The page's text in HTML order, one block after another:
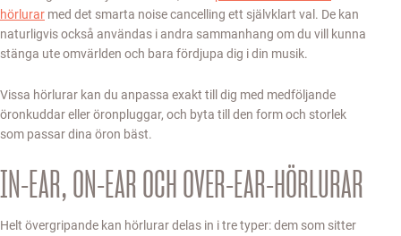
hörlurar med det smarta noise cancelling ett självklart val. De kan
naturligvis också användas i andra sammanhang om du vill kunna
stänga ute omvärlden och bara fördjupa dig i din musik.
Vissa hörlurar kan du anpassa exakt till dig med medföljande
öronkuddar eller öronpluggar, och byta till den form och storlek
som passar dina öron bäst.
IN-EAR, ON-EAR OCH OVER-EAR-HÖRLURAR
Helt övergripande kan hörlurar delas in i tre typer: dem som sitter